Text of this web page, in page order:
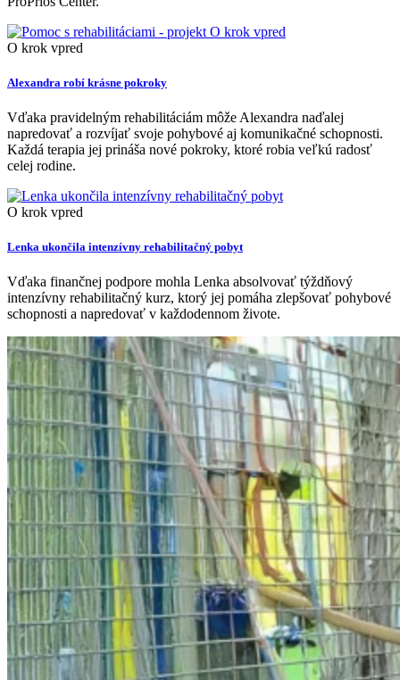
O krok vpred
Alexandra robí krásne pokroky
Vďaka pravidelným rehabilitáciám môže Alexandra naďalej
napredovať a rozvíjať svoje pohybové aj komunikačné schopnosti.
Každá terapia jej prináša nové pokroky, ktoré robia veľkú radosť
celej rodine.
O krok vpred
Lenka ukončila intenzívny rehabilitačný pobyt
Vďaka finančnej podpore mohla Lenka absolvovať týždňový
intenzívny rehabilitačný kurz, ktorý jej pomáha zlepšovať pohybové
schopnosti a napredovať v každodennom živote.